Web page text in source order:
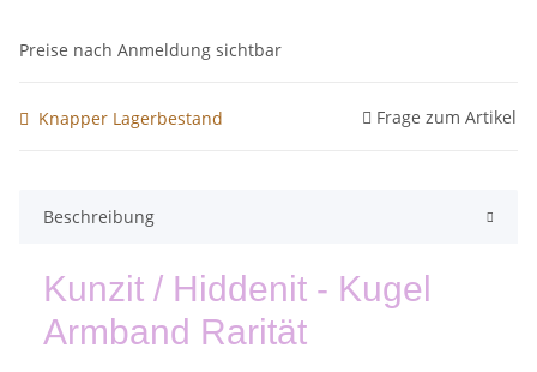
Preise nach Anmeldung sichtbar
Knapper Lagerbestand Frage zum Artikel
Beschreibung
Kunzit / Hiddenit - Kugel
Armband Rarität